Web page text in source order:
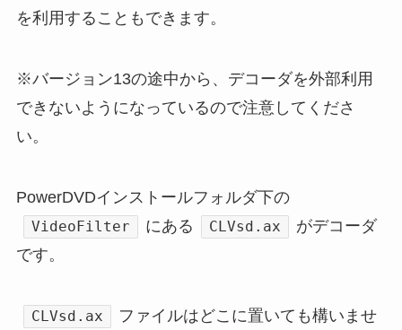
を利用することもできます。
※バージョン13の途中から、デコーダを外部利用
できないようになっているので注意してくださ
い。
PowerDVDインストールフォルダ下の
VideoFilter にある CLVsd.ax
がデコーダ
です。
CLVsd.ax
ファイルはどこに置いても構いませ